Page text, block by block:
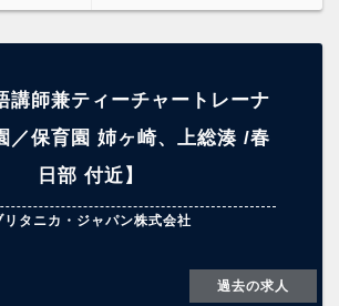
講師兼ティーチャートレーナ
保育園 姉ヶ崎、上総湊 /春
日部 付近】
リタニカ・ジャパン株式会社
過去の求人